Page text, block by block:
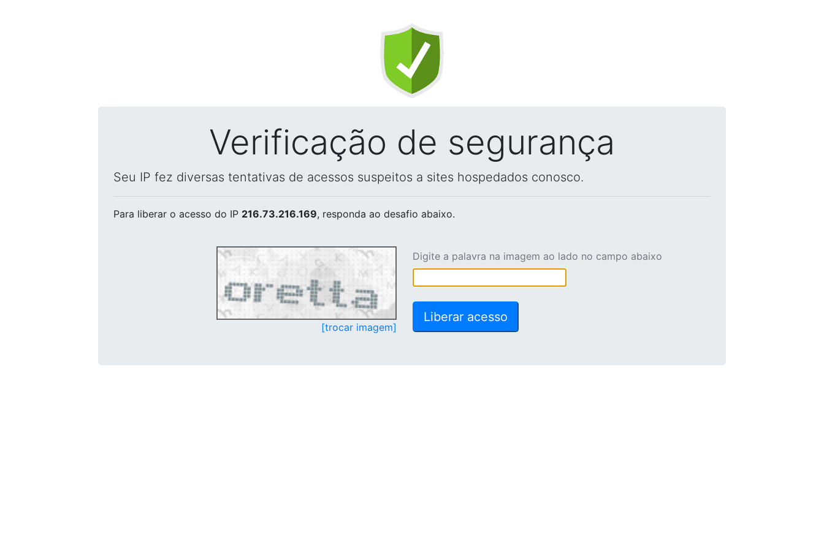
Verificação de segurança
Seu IP fez diversas tentativas de acessos suspeitos a sites hospedados conosco.
Para liberar o acesso do IP 216.73.216.169, responda ao desafio abaixo.
[trocar imagem]
Digite a palavra na imagem ao lado no campo abaixo